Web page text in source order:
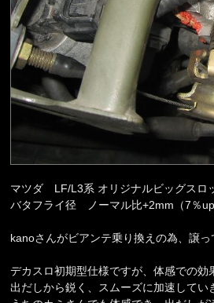
マツダ LF/L3系 オリジナルビッグスロ
バタフライ径 ノーマル比+2mm（7％up
kanoさんがビアンテ乗り換えの為、譲っ
デカスロ初期型仕様ですが、体感での効
出だしから鋭く、スムーズに加速してい